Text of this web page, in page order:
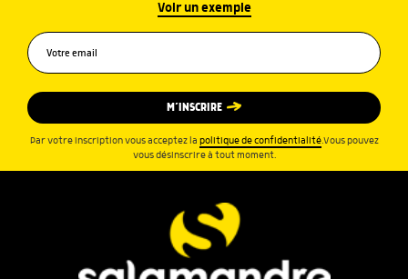
Voir un exemple
M’INSCRIRE
Par votre inscription vous acceptez la politique de confidentialité.Vous pouvez
vous désinscrire à tout moment.